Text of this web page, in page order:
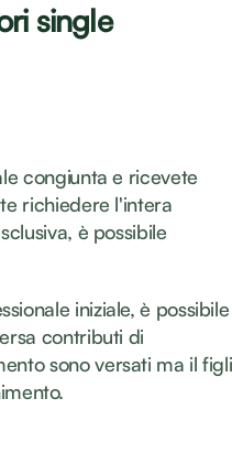
single
congiunta e ricevete
richiedere l'intera
è possibile
iniziale, è possibile
contributi di
sono versati ma il